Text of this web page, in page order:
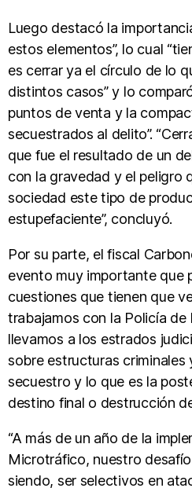
Luego destacó la
estos elementos”, lo cual
es cerrar ya el círculo de lo
distintos casos” y lo
puntos de venta y la
secuestrados al delito”.
que fue el resultado de un
con la gravedad y el peligro
sociedad este tipo de
estupefaciente”, concluyó.
Por su parte, el fiscal
evento muy importante que
cuestiones que tienen que
trabajamos con la Policía
llevamos a los estrados
sobre estructuras criminales
secuestro y lo que es la
destino final o destrucción
“A más de un año de la
Microtráfico, nuestro
siendo, ser selectivos en